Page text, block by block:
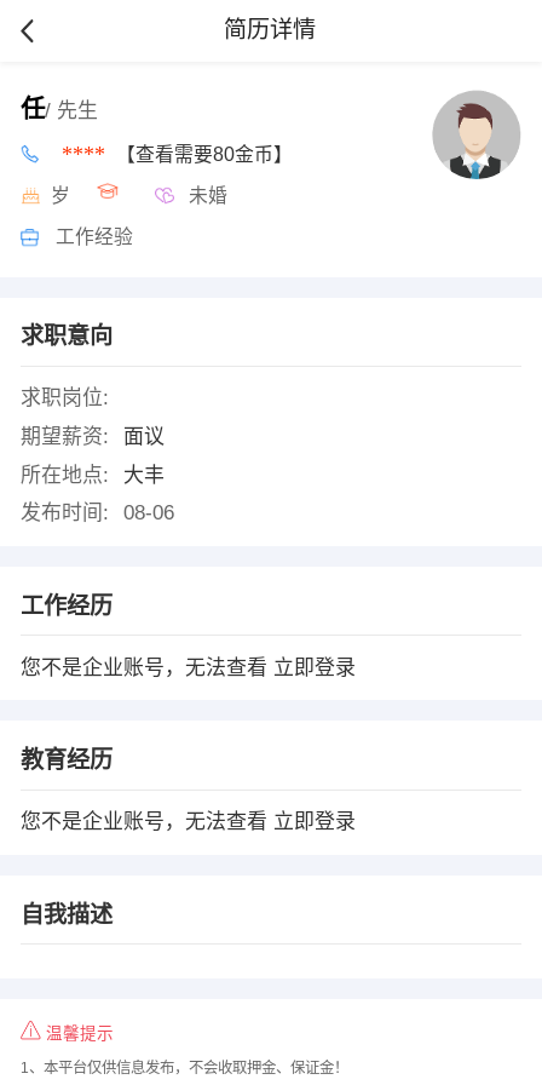
简历详情
任/ 先生
**** 【查看需要80金币】
岁 未婚
工作经验
求职意向
求职岗位:
期望薪资:
面议
所在地点:
大丰
发布时间:
08-06
工作经历
您不是企业账号，无法查看 立即登录
教育经历
您不是企业账号，无法查看 立即登录
自我描述
温馨提示
1、本平台仅供信息发布，不会收取押金、保证金！